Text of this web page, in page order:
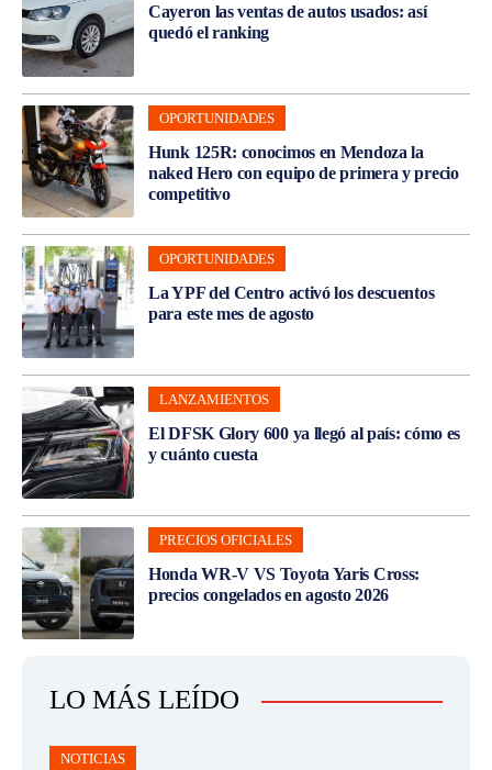
Cayeron las ventas de autos usados: así
quedó el ranking
OPORTUNIDADES
Hunk 125R: conocimos en Mendoza la
naked Hero con equipo de primera y precio
competitivo
OPORTUNIDADES
La YPF del Centro activó los descuentos
para este mes de agosto
LANZAMIENTOS
El DFSK Glory 600 ya llegó al país: cómo es
y cuánto cuesta
PRECIOS OFICIALES
Honda WR-V VS Toyota Yaris Cross:
precios congelados en agosto 2026
LO MÁS LEÍDO
NOTICIAS